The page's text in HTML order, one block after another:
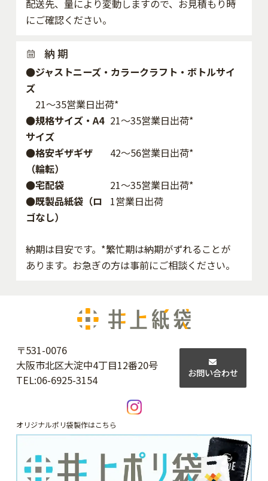
配送先、量により変動しますので、お見積もり時
にご確認ください。
納 期
●ジャストニーズ・カラークラフト・ボトルサイ
ズ
21～35営業日出荷*
●規格サイズ・A4
サイズ
21～35営業日出荷*
●格安ギザギザ
（輪転）
42〜56営業日出荷*
●宅配袋
21～35営業日出荷*
●既製品紙袋（ロ
ゴなし）
1営業日出荷
納期は目安です。*繁忙期は納期がずれることが
あります。お急ぎの方は事前にご相談ください。
〒531-0076
大阪市北区大淀中4丁目12番20号
TEL:06-6925-3154
お問い合わせ
オリジナルポリ袋製作はこちら